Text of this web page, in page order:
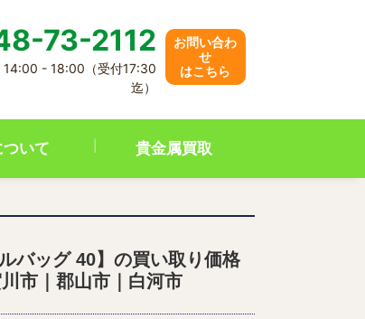
73-2112
- 18:00（受付17:30
迄）
お問い合わ
せ
はこちら
いて 貴金属買取
バッグ 40】の買い取り価格
市｜郡山市｜白河市